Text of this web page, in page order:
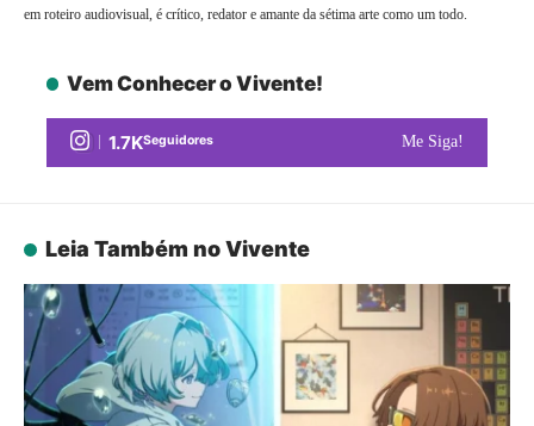
em roteiro audiovisual, é crítico, redator e amante da sétima arte como um todo.
Vem Conhecer o Vivente!
1.7KSeguidores Me Siga!
Leia Também no Vivente